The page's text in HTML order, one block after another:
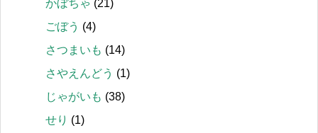
かぼちゃ (21)
ごぼう (4)
さつまいも (14)
さやえんどう (1)
じゃがいも (38)
せり (1)